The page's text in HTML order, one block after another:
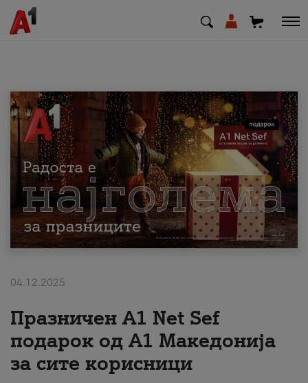
МК EN SQ
Приватни Деловни
Поддршка
Надополни кредит
За нас
#ПодобарОнлајн
04.12.2025
Празничен A1 Net Sеf
подарок од А1 Македонија
за сите корисници